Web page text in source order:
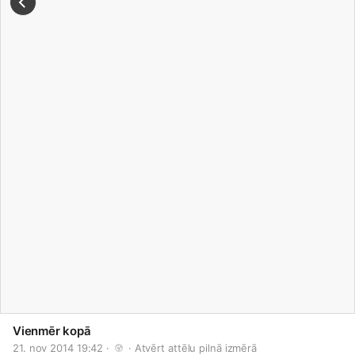
Vienmēr kopā
21. nov 2014 19:42 · · Atvērt attēlu pilnā izmērā